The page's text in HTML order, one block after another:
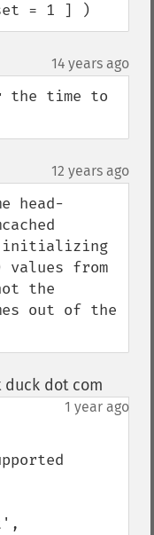
= 1 ] )
14 years ago
the time to
12 years ago
head-
initializing
values from
the
out of the
dot com
1 year ago